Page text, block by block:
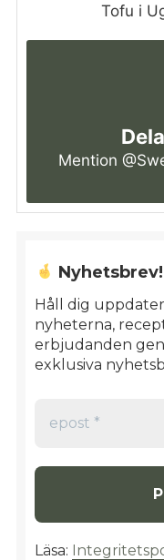
Tofu i
Mention
Nyhetsbrev!
Håll dig
nyheterna,
erbjudanden
exklusiva
Läsa: